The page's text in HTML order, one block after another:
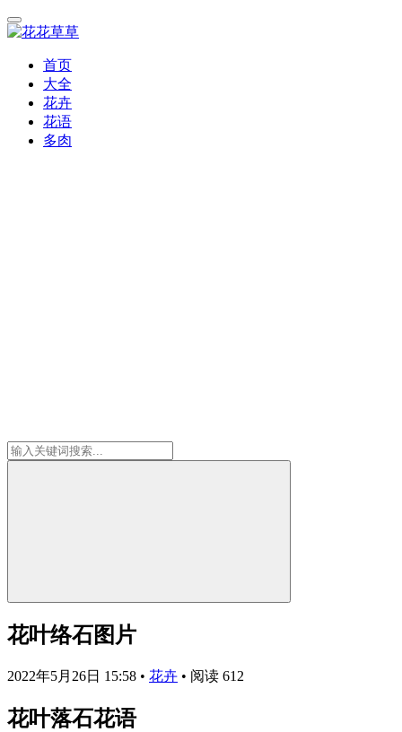
首页
大全
花卉
花语
多肉
花叶络石图片
2022年5月26日 15:58 • 花卉 • 阅读 612
花叶落石花语